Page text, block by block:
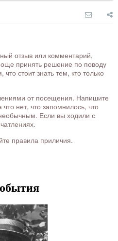
отзыв или комментарий,
принять решение по поводу
стоит знать тем, кто только
от посещения. Напишите
нет, что запомнилось, что
Если вы ходили с
правила приличия.